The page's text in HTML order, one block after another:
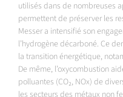
utilisés dans de nombreuses
permettent de préserver les
Messer a intensifié son
l’hydrogène décarboné. Ce
la transition énergétique,
De même, l’oxycombustion
polluantes (CO₂, NOx) de
les secteurs des métaux non